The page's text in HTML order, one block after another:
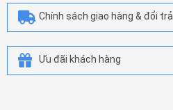
Chính sách giao hàng & đổi trả
Ưu đãi khách hàng